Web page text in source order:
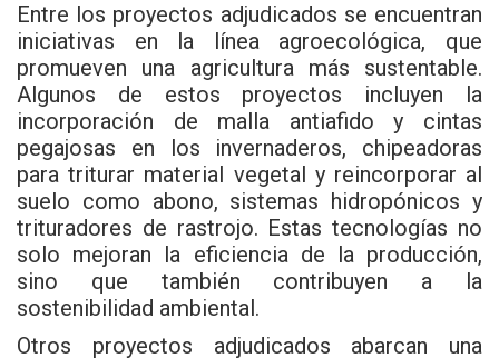
Entre los proyectos adjudicados se encuentran
iniciativas en la línea agroecológica, que
promueven una agricultura más sustentable.
Algunos de estos proyectos incluyen la
incorporación de malla antiafido y cintas
pegajosas en los invernaderos, chipeadoras
para triturar material vegetal y reincorporar al
suelo como abono, sistemas hidropónicos y
trituradores de rastrojo. Estas tecnologías no
solo mejoran la eficiencia de la producción,
sino que también contribuyen a la
sostenibilidad ambiental.
Otros proyectos adjudicados abarcan una